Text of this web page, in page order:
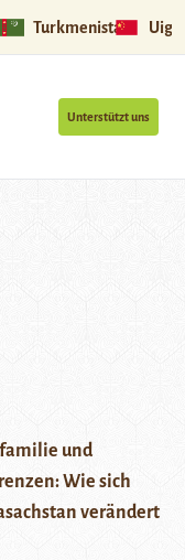
Turkmenistan
Unterstützt uns
und
Wie sich
verändert